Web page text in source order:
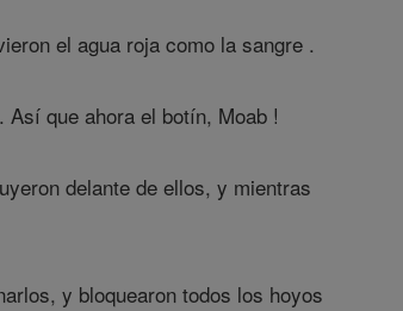
el agua roja como la sangre .
que ahora el botín, Moab !
delante de ellos, y mientras
y bloquearon todos los hoyos